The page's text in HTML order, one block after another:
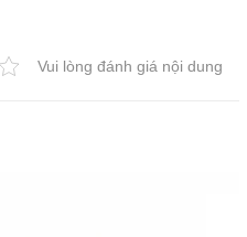
Vui lòng đánh giá nội dung